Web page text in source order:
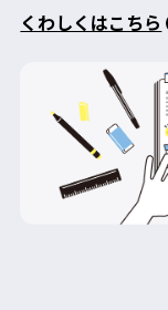
くわしくはこちら